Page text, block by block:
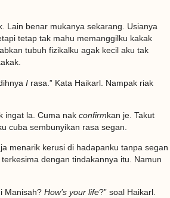
Lain benar mukanya sekarang. Usianya
tetap tak mahu memanggilku kakak
tubuh fizikalku agak kecil aku tak
I rasa.” Kata Haikarl. Nampak riak
ingat la. Cuma nak confirmkan je. Takut
cuba sembunyikan rasa segan.
menarik kerusi di hadapanku tanpa segan
dengan tindakannya itu. Namun
Manisah? How’s your life?” soal Haikarl.